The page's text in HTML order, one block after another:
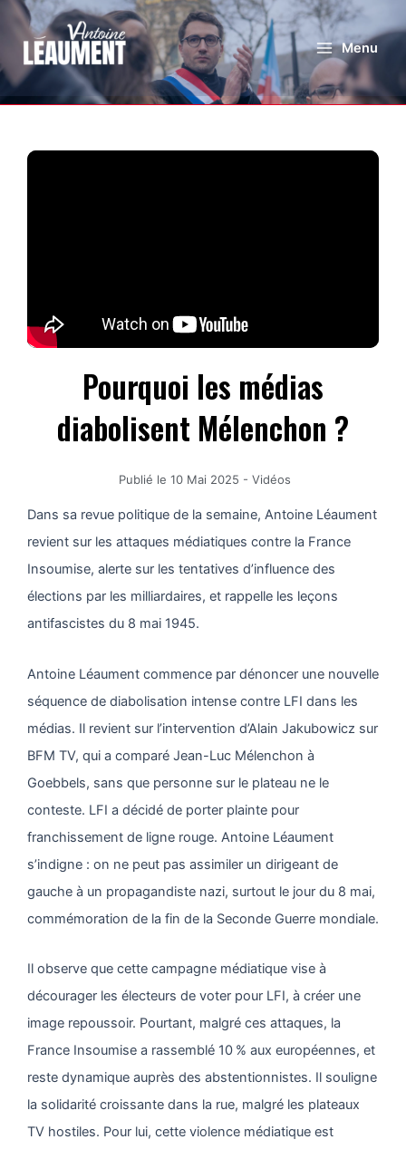
Menu
Pourquoi les médias
diabolisent Mélenchon ?
Publié le 10 Mai 2025 - Vidéos
Dans sa revue politique de la semaine, Antoine Léaument
revient sur les attaques médiatiques contre la France
Insoumise, alerte sur les tentatives d’influence des
élections par les milliardaires, et rappelle les leçons
antifascistes du 8 mai 1945.
Antoine Léaument commence par dénoncer une nouvelle
séquence de diabolisation intense contre LFI dans les
médias. Il revient sur l’intervention d’Alain Jakubowicz sur
BFM TV, qui a comparé Jean-Luc Mélenchon à
Goebbels, sans que personne sur le plateau ne le
conteste. LFI a décidé de porter plainte pour
franchissement de ligne rouge. Antoine Léaument
s’indigne : on ne peut pas assimiler un dirigeant de
gauche à un propagandiste nazi, surtout le jour du 8 mai,
commémoration de la fin de la Seconde Guerre mondiale.
Il observe que cette campagne médiatique vise à
décourager les électeurs de voter pour LFI, à créer une
image repoussoir. Pourtant, malgré ces attaques, la
France Insoumise a rassemblé 10 % aux européennes, et
reste dynamique auprès des abstentionnistes. Il souligne
la solidarité croissante dans la rue, malgré les plateaux
TV hostiles. Pour lui, cette violence médiatique est